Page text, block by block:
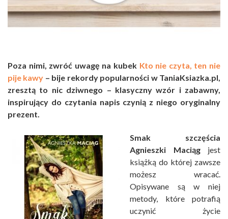
Poza nimi, zwróć uwagę na kubek Kto nie czyta, ten nie
pije kawy – bije rekordy popularności w TaniaKsiazka.pl,
zresztą to nic dziwnego – klasyczny wzór i zabawny,
inspirujący do czytania napis czynią z niego oryginalny
prezent.
Smak szczęścia
Agnieszki Maciąg jest
książką do której zawsze
możesz wracać.
Opisywane są w niej
metody, które potrafią
uczynić życie